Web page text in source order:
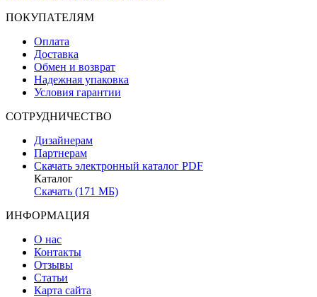
ПОКУПАТЕЛЯМ
Оплата
Доставка
Обмен и возврат
Надежная упаковка
Условия гарантии
СОТРУДНИЧЕСТВО
Дизайнерам
Партнерам
Скачать электронный каталог PDF
Каталог
Скачать (171 МБ)
ИНФОРМАЦИЯ
О нас
Контакты
Отзывы
Статьи
Карта сайта